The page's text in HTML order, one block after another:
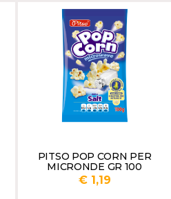
PITSO POP CORN PER
MICRONDE GR 100
€ 1,19